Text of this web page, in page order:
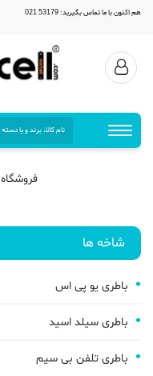
هم اکنون با ما تماس بگیرید: 53179 021
فروشگاه
شاخه ها
باطری یو پی اس
باطری سیلد اسید
باطری تلفن بی سیم